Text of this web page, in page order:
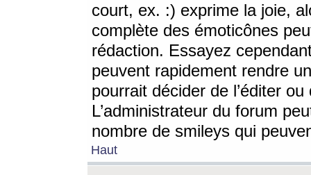
court, ex. :) exprime la joie,
complète des émoticônes
rédaction. Essayez
peuvent rapidement rendre
pourrait décider de l’éditer
L’administrateur du forum
nombre de smileys qui
Haut